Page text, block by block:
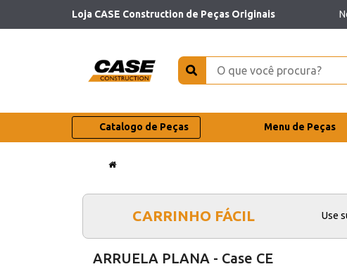
Loja CASE Construction de Peças Originais
Catalogo de Peças Menu de Peças
CARRINHO FÁCIL Use
ARRUELA PLANA - Case CE